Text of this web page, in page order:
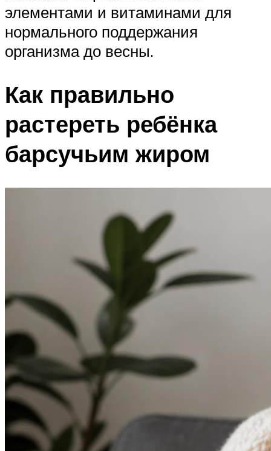
элементами и витаминами для
нормального поддержания
организма до весны.
Как правильно
растереть ребёнка
барсучьим жиром